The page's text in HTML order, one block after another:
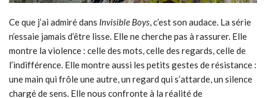
Ce que j’ai admiré dans Invisible Boys, c’est son audace. La série
n’essaie jamais d’être lisse. Elle ne cherche pas à rassurer. Elle
montre la violence : celle des mots, celle des regards, celle de
l’indifférence. Elle montre aussi les petits gestes de résistance :
une main qui frôle une autre, un regard qui s’attarde, un silence
chargé de sens. Elle nous confronte à la réalité de